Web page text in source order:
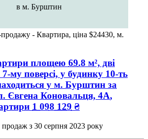
в м. Бурштин
продажу - Квартира, ціна $24430, м.
площею 69.8 м², дві
му поверсі, у будинку 10-ть
у м. Бурштин за
Євгена Коновальця, 4А,
1 098 129 ₴
продаж з 30 серпня 2023 року